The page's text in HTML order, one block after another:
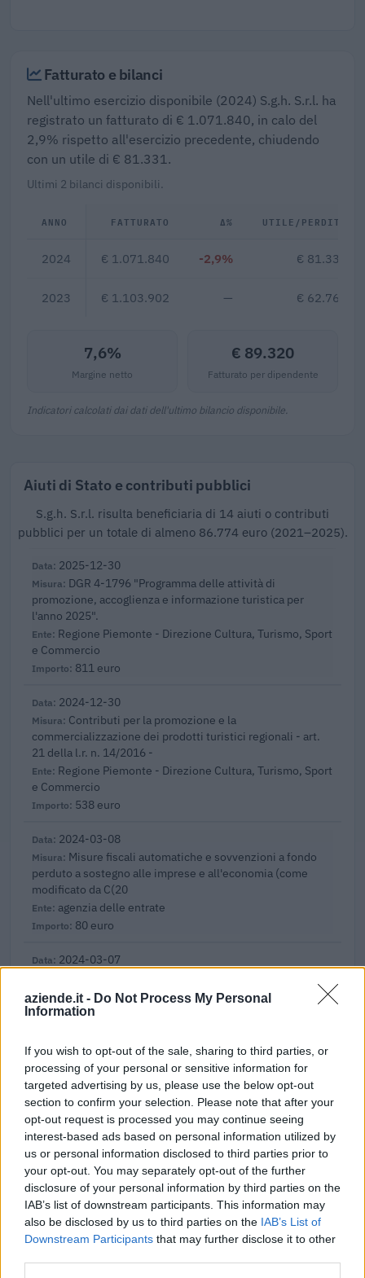
aziende.it - Do Not Process My Personal
Information
If you wish to opt-out of the sale, sharing to third parties, or
processing of your personal or sensitive information for
targeted advertising by us, please use the below opt-out
section to confirm your selection. Please note that after your
opt-out request is processed you may continue seeing
interest-based ads based on personal information utilized by
us or personal information disclosed to third parties prior to
your opt-out. You may separately opt-out of the further
disclosure of your personal information by third parties on the
IAB’s list of downstream participants. This information may
also be disclosed by us to third parties on the IAB’s List of
Downstream Participants that may further disclose it to other
Fatturato e bilanci
Nell'ultimo esercizio disponibile (2024) S.g.h. S.r.l. ha
registrato un fatturato di € 1.071.840, in calo del
2,9% rispetto all'esercizio precedente, chiudendo
con un utile di € 81.331.
Ultimi 2 bilanci disponibili.
ANNO FATTURATO Δ% UTILE/PERDITA
2024 € 1.071.840 -2,9% € 81.331
2023 € 1.103.902 — € 62.769
7,6%
Margine netto
€ 89.320
Fatturato per dipendente
Indicatori calcolati dai dati dell'ultimo bilancio disponibile.
Aiuti di Stato e contributi pubblici
S.g.h. S.r.l. risulta beneficiaria di 14 aiuti o contributi
pubblici per un totale di almeno 86.774 euro (2021–2025).
2025-12-30
DGR 4-1796 "Programma delle attività di
promozione, accoglienza e informazione turistica per
l'anno 2025".
Regione Piemonte - Direzione Cultura, Turismo, Sport
e Commercio
811 euro
2024-12-30
Contributi per la promozione e la
commercializzazione dei prodotti turistici regionali - art.
21 della l.r. n. 14/2016 -
Regione Piemonte - Direzione Cultura, Turismo, Sport
e Commercio
538 euro
2024-03-08
Misure fiscali automatiche e sovvenzioni a fondo
perduto a sostegno alle imprese e all'economia (come
modificato da C(20
agenzia delle entrate
80 euro
2024-03-07
perduto a sostegno alle imprese e all'economia (come
modificato da C(20
2.168 euro
2023-11-20
SA.57496 (2021/N) – Italy – Broadband vouchers
for SMEs
INFRATEL ITALIA S.P.A.
300 euro
2023-05-30
Contributo a fondo perduto [e modifiche ai sensi
della decisione SA. 62668 e decisione C(2022) 171 final)
SA 101076)